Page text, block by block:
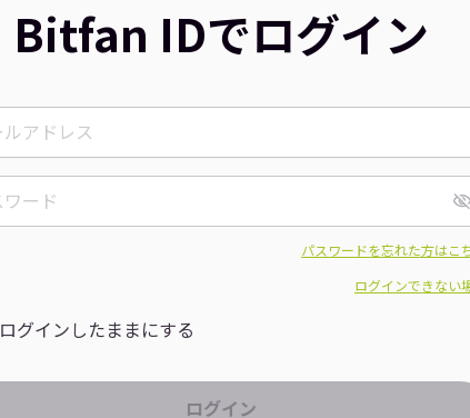
Bitfan IDでログイン
パスワードを忘れた方はこ
ログインできない
ログインしたままにする